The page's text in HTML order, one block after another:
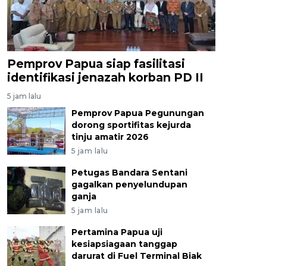
Pemprov Papua siap fasilitasi
identifikasi jenazah korban PD II
5 jam lalu
Pemprov Papua Pegunungan
dorong sportifitas kejurda
tinju amatir 2026
5 jam lalu
Petugas Bandara Sentani
gagalkan penyelundupan
ganja
5 jam lalu
Pertamina Papua uji
kesiapsiagaan tanggap
darurat di Fuel Terminal Biak